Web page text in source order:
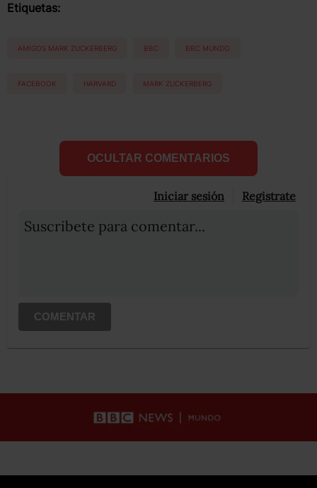
Etiquetas:
AMIGOS MARK ZUCKERBERG BBC BBC MUNDO
FACEBOOK HARVARD MARK ZUCKERBERG
OCULTAR COMENTARIOS
Iniciar sesión Registrate
Suscribete para comentar...
COMENTAR